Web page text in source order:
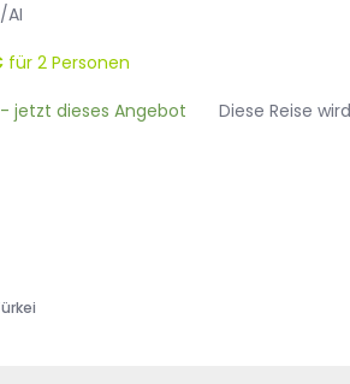
AI
für 2 Personen
Diese Reise